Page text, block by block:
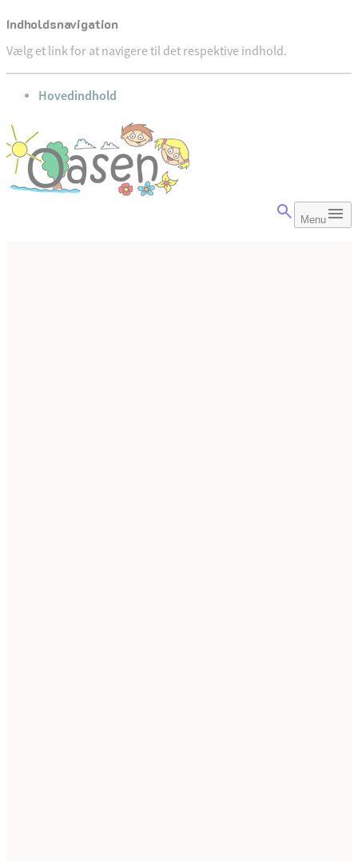
Indholdsnavigation
Vælg et link for at navigere til det respektive indhold.
gå til
Hovedindhold
Menu